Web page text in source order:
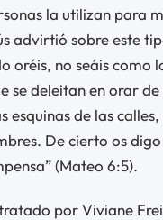
la utilizan para
advirtió sobre este
oréis, no seáis como
se deleitan en orar de
esquinas de las
De cierto os
(Mateo 6:5).
por Viviane